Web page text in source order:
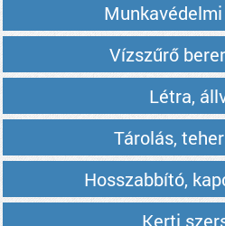
Vízszűrő
Létra,
Tárolás,
Hosszabbító,
Kerti